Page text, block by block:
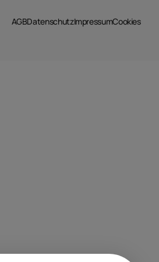
AGBDatenschutzImpressumCookies